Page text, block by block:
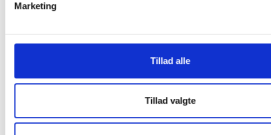
Vi bruger cookies til at tilpasse vores indhold og annoncer,
oplysninger om din brug af vores hjemmeside med vores
for sociale medier, annonceringspartnere og
dem, eller som de har indsamlet fra din brug af deres
Marketing
Tillad alle
Tillad valgte